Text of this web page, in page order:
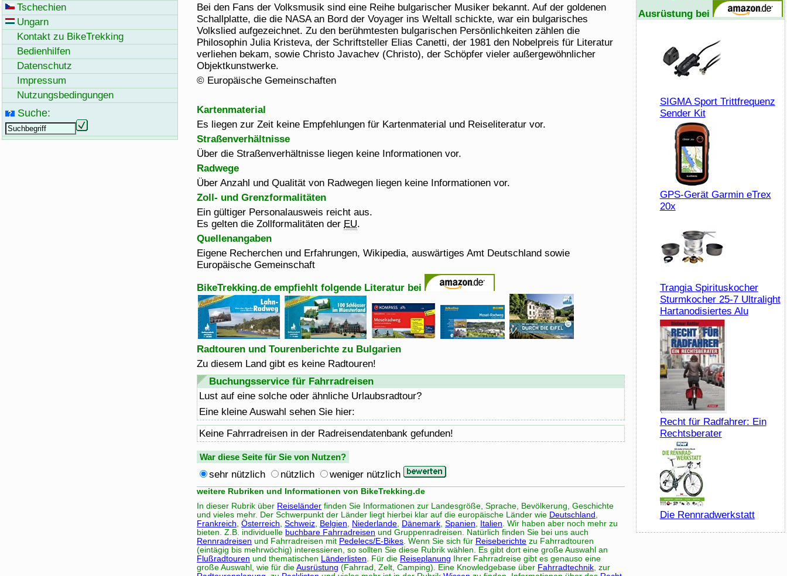
Bei den Fans der Volksmusik sind eine Reihe bulgarischer Musiker bekannt. Auf der goldenen
Schallplatte, die die NASA an Bord der Voyager ins Weltall schickte, war ein bulgarisches
Volkslied aufgezeichnet. Zu den berühmtesten bulgarischen Persönlichkeiten zählen die
Philosophin Julia Kristeva, der Schriftsteller Elias Canetti, der 1981 den Nobelpreis für Literatur
verliehen bekam, sowie Christo Javachev (Christo), der Schöpfer vieler außergewöhnlicher
Objektkunstwerke.
© Europäische Gemeinschaften
Kartenmaterial
Es liegen zur Zeit keine Empfehlungen für Kartenmaterial und Reiseliteratur vor.
Straßenverhältnisse
Über die Straßenverhältnisse liegen keine Informationen vor.
Radwege
Über Anzahl und Qualität von Radwegen liegen keine Informationen vor.
Zoll- und Grenzformalitäten
Ein gültiger Personalausweis reicht aus.
Es gelten die Zollformalitäten der EU.
Quellenangaben
Eigene Recherchen und Erfahrungen, Wikipedia, auswärtiges Amt Deutschland sowie
Europäische Gemeinschaft
BikeTrekking.de empfiehlt folgende Literatur bei
Radtouren und Tourenberichte zu Bulgarien
Zu diesem Land gibt es keine Radtouren!
Buchungsservice für Fahrradreisen
Lust auf eine solche oder ähnliche Urlaubsradtour?
Eine kleine Auswahl sehen Sie hier:
Keine Fahrradreisen in der Radreisendatenbank gefunden!
War diese Seite für Sie von Nutzen?
sehr nützlich nützlich weniger nützlich
weitere Rubriken und Informationen von BikeTrekking.de
In dieser Rubrik über Reiseländer finden Sie Informationen zur Landesgröße, Sprache, Bevölkerung, Geschichte
und vieles mehr. Der Schwerpunkt der Länder liegt hierbei klar auf die europäische Länder wie Deutschland ,
Frankreich,Österreich,Schweiz, Belgien, Niederlande, Dänemark,Spanien, Italien. Wir haben aber noch mehr zu
bieten. Z.B. individuelle buchbare Fahrradreisen und Gruppenradreisen. Natürlich finden Sie bei uns auch
Rennradreisen und Fahrradreisen mit Pedelecs/E-Bikes. Wenn Sie sich für Reiseberichte zu Fahrradtouren
(eintägig bis mehrwöchig) interessieren, so sollten Sie diese Rubrik wählen. Es gibt dort eine große Auswahl an
Flußradtouren und thematischen Länderlisten. Für die Reiseplanung Ihrer Fahrradreise gibt es genauso eine
große Auswahl, wie für dieAusrüstung (Fahrrad, Zelt, Camping). Eine Knowledgebase über Fahrradtechnik, zur
Tschechien
Ungarn
Kontakt zu BikeTrekking
Bedienhilfen
Datenschutz
Impressum
Nutzungsbedingungen
Suche:
Ausrüstung bei
SIGMA Sport Trittfrequenz
Sender Kit
GPS-Gerät Garmin eTrex
20x
Trangia Spirituskocher
Sturmkocher 25-7 Ultralight
Hartanodisiertes Alu
Recht für Radfahrer: Ein
Rechtsberater
Die Rennradwerkstatt